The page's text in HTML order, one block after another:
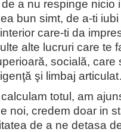
a nu respinge nicio
bun simt, de a-ti
care-ti da
alte lucruri care te
socială,
şi limbaj
totul, am
noi, credem doar in
de a ne detasa